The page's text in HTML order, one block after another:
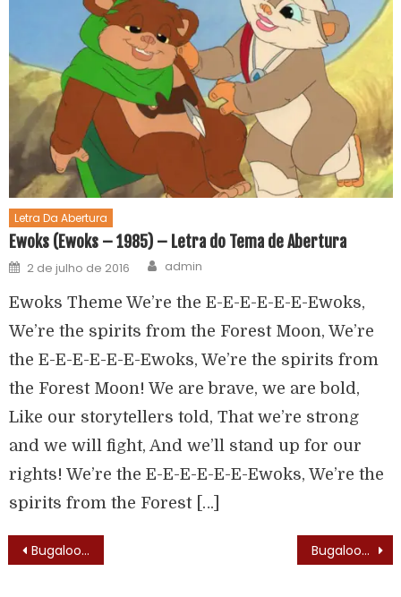
Letra Da Abertura
Ewoks (Ewoks – 1985) – Letra do Tema de Abertura
2 de julho de 2016 admin
Ewoks Theme We’re the E-E-E-E-E-E-Ewoks,
We’re the spirits from the Forest Moon, We’re
the E-E-E-E-E-E-Ewoks, We’re the spirits from
the Forest Moon! We are brave, we are bold,
Like our storytellers told, That we’re strong
and we will fight, And we’ll stand up for our
rights! We’re the E-E-E-E-E-E-Ewoks, We’re the
spirits from the Forest […]
Bugaloos (Bugaloos – 1970) – Trilha Sonora Bugaloos (Bugaloos – 1970) – Elenco